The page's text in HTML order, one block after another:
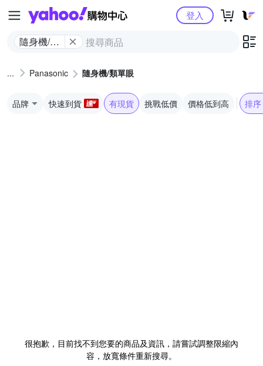
Yahoo購物中心
隨身機/類
登入
Panasonic 隨身機/類單眼
品牌 快速到貨 有現貨 挑戰低價 價格低到高 排序
很抱歉，目前找不到您要的商品及資訊，請嘗試調整限縮內
容，放寬條件重新搜尋。